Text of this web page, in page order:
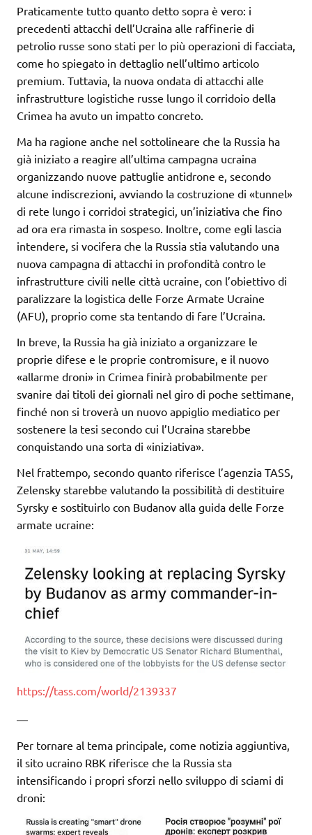
Praticamente tutto quanto detto sopra è vero: i
precedenti attacchi dell’Ucraina alle raffinerie di
petrolio russe sono stati per lo più operazioni di facciata,
come ho spiegato in dettaglio nell’ultimo articolo
premium. Tuttavia, la nuova ondata di attacchi alle
infrastrutture logistiche russe lungo il corridoio della
Crimea ha avuto un impatto concreto.
Ma ha ragione anche nel sottolineare che la Russia ha
già iniziato a reagire all’ultima campagna ucraina
organizzando nuove pattuglie antidrone e, secondo
alcune indiscrezioni, avviando la costruzione di «tunnel»
di rete lungo i corridoi strategici, un’iniziativa che fino
ad ora era rimasta in sospeso. Inoltre, come egli lascia
intendere, si vocifera che la Russia stia valutando una
nuova campagna di attacchi in profondità contro le
infrastrutture civili nelle città ucraine, con l’obiettivo di
paralizzare la logistica delle Forze Armate Ucraine
(AFU), proprio come sta tentando di fare l’Ucraina.
In breve, la Russia ha già iniziato a organizzare le
proprie difese e le proprie contromisure, e il nuovo
«allarme droni» in Crimea finirà probabilmente per
svanire dai titoli dei giornali nel giro di poche settimane,
finché non si troverà un nuovo appiglio mediatico per
sostenere la tesi secondo cui l’Ucraina starebbe
conquistando una sorta di «iniziativa».
Nel frattempo, secondo quanto riferisce l’agenzia TASS,
Zelensky starebbe valutando la possibilità di destituire
Syrsky e sostituirlo con Budanov alla guida delle Forze
armate ucraine:
https://tass.com/world/2139337
—
Per tornare al tema principale, come notizia aggiuntiva,
il sito ucraino RBK riferisce che la Russia sta
intensificando i propri sforzi nello sviluppo di sciami di
droni: